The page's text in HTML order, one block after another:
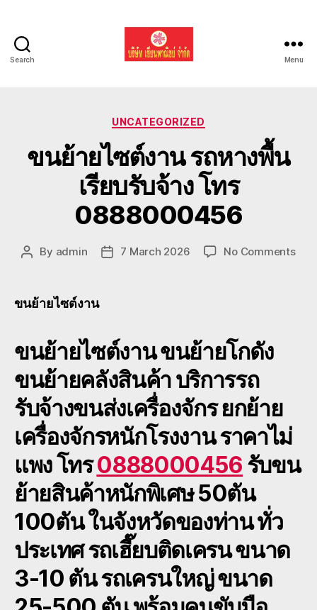
Search
ย้าย
รถ
แบค
โฮ
ทั่ว
Menu
Categories
UNCATEGORIZED
ขนย้ายไซต์งาน รถหางพื้น
เรียบรับจ้าง โทร
0888000456
Post
By admin
Post7 March 2026 No Commentson
ขนย้ายไซต์งาน
ขนย้ายไซต์งานขนย้ายโกดัง
ขนย้ายคลังสินค้า บริการรถ
รับจ้างขนส่งเครื่องจักร ยกย้าย
เครื่องจักรหนักโรงงาน ราคาไม่
แพง โทร0888000456 รับขน
ย้ายสินค้าหนักพิเศษ 50ตัน
100ตัน ในจังหวัดของท่าน ทั่ว
ประเทศ รถเฮี๊ยบติดเครน ขนาด
3-10 ตัน รถเครนใหญ่ ขนาด